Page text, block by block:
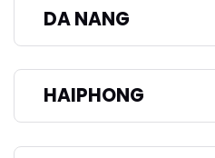
DA NANG
HAIPHONG